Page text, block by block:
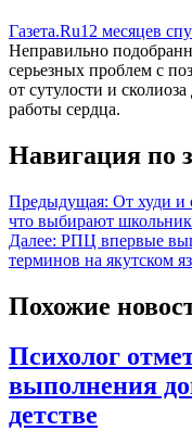
Газета.Ru12 месяцев
Неправильно
серьезных проблем с
от сутулости и
работы сердца.
Навигация по
Предыдущая: От худи и
что выбирают
Далее: РПЦ впервые
терминов на якутском
Похожие
Психолог
выполнения
детстве